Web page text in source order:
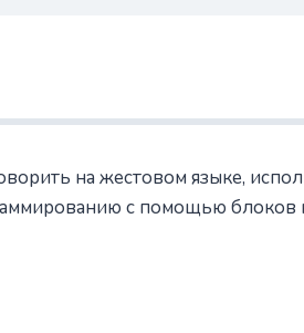
на жестовом языке,
с помощью блоков